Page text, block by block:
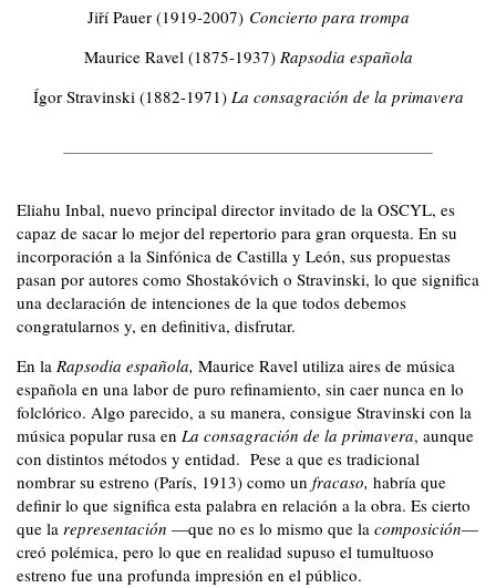
Jiří Pauer (1919-2007) Concierto para trompa
Maurice Ravel (1875-1937) Rapsodia española
Ígor Stravinski (1882-1971) La consagración de la primavera
Eliahu Inbal, nuevo principal director invitado de la OSCYL, es
capaz de sacar lo mejor del repertorio para gran orquesta. En su
incorporación a la Sinfónica de Castilla y León, sus propuestas
pasan por autores como Shostakóvich o Stravinski, lo que significa
una declaración de intenciones de la que todos debemos
congratularnos y, en definitiva, disfrutar.
En la Rapsodia española, Maurice Ravel utiliza aires de música
española en una labor de puro refinamiento, sin caer nunca en lo
folclórico. Algo parecido, a su manera, consigue Stravinski con la
música popular rusa en La consagración de la primavera, aunque
con distintos métodos y entidad. Pese a que es tradicional
nombrar su estreno (París, 1913) como un fracaso, habría que
definir lo que significa esta palabra en relación a la obra. Es cierto
que la representación —que no es lo mismo que la composición—
creó polémica, pero lo que en realidad supuso el tumultuoso
estreno fue una profunda impresión en el público.